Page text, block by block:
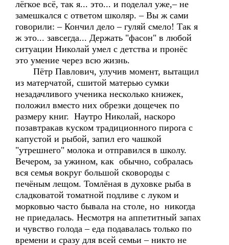
лёгкое всё, так я... это... и поделал уже,– не
замешкался с ответом школяр. – Вы ж сами
говорили: – Кончил дело – гуляй смело! Так я
ж это... завсегда... Держать "фасон" в любой
ситуации Николай умел с детства и пронёс
это умение через всю жизнь.
Пётр Павлович, улучив момент, вытащил
из матерчатой, сшитой матерью сумки
незадачливого ученика несколько книжек,
положил вместо них обрезки дощечек по
размеру книг. Наутро Николай, наскоро
позавтракав куском традиционного пирога с
капустой и рыбой, запил его чашкой
"утрешнего" молока и отправился в школу.
Вечером, за ужином, как обычно, собралась
вся семья вокруг большой сковороды с
печёным лещом. Томлёная в духовке рыба в
сладковатой томатной подливе с луком и
морковью часто бывала на столе, но никогда
не приедалась. Несмотря на аппетитный запах
и чувство голода – еда подавалась только по
времени и сразу для всей семьи – никто не